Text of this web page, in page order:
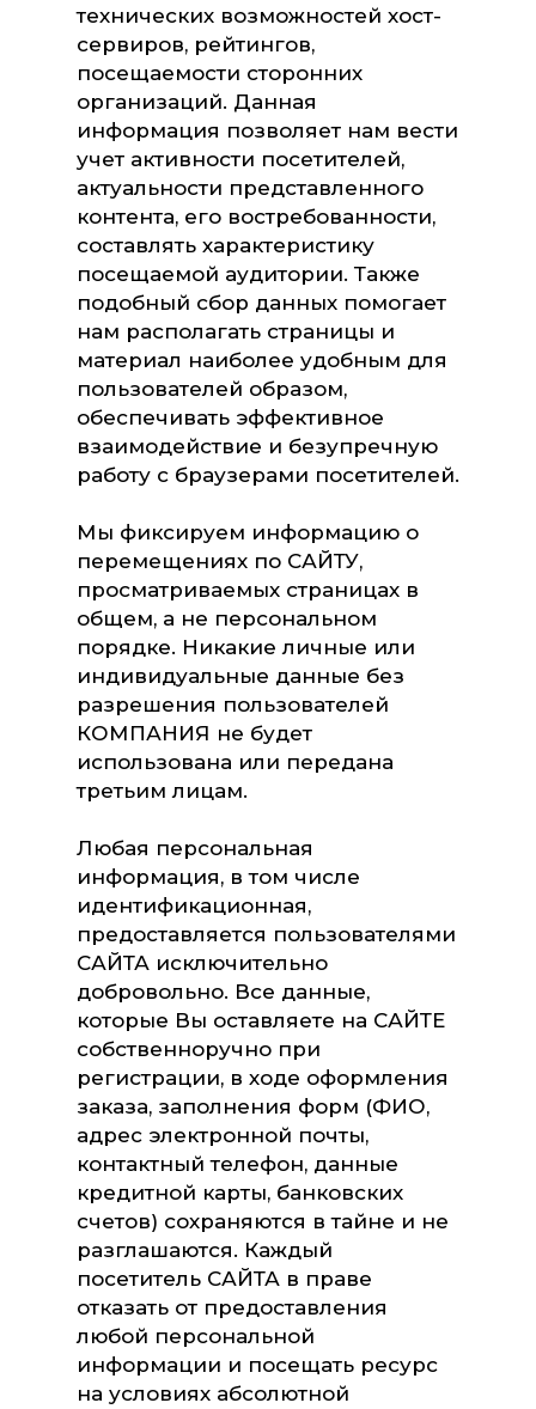
технических возможностей хост-
сервиров, рейтингов,
посещаемости сторонних
организаций. Данная
информация позволяет нам вести
учет активности посетителей,
актуальности представленного
контента, его востребованности,
составлять характеристику
посещаемой аудитории. Также
подобный сбор данных помогает
нам располагать страницы и
материал наиболее удобным для
пользователей образом,
обеспечивать эффективное
взаимодействие и безупречную
работу с браузерами посетителей.
Мы фиксируем информацию о
перемещениях по САЙТУ,
просматриваемых страницах в
общем, а не персональном
порядке. Никакие личные или
индивидуальные данные без
разрешения пользователей
КОМПАНИЯ не будет
использована или передана
третьим лицам.
Любая персональная
информация, в том числе
идентификационная,
предоставляется пользователями
САЙТА исключительно
добровольно. Все данные,
которые Вы оставляете на САЙТЕ
собственноручно при
регистрации, в ходе оформления
заказа, заполнения форм (ФИО,
адрес электронной почты,
контактный телефон, данные
кредитной карты, банковских
счетов) сохраняются в тайне и не
разглашаются. Каждый
посетитель САЙТА в праве
отказать от предоставления
любой персональной
информации и посещать ресурс
на условиях абсолютной